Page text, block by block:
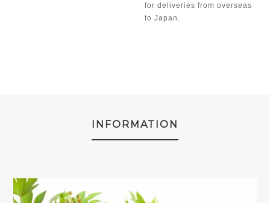
for deliveries from overseas
to Japan.
INFORMATION